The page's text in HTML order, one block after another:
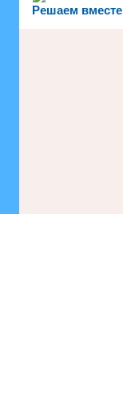
Решаем вместе